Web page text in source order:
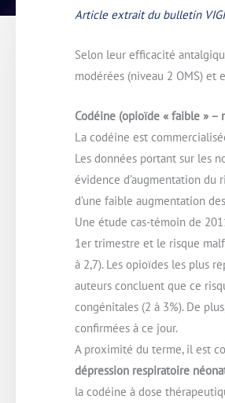
Article extrait du bulletin
Selon leur efficacité
modérées (niveau 2 OMS) et
Codéine (opioïde « faible » –
La codéine est
Les données portant sur les
évidence d’augmentation du
d’une faible augmentation
Une étude cas-témoin de
1er trimestre et le risque
à 2,7). Les opioïdes les plus
auteurs concluent que ce
congénitales (2 à 3%). De
confirmées à ce jour.
A proximité du terme, il est
dépression respiratoire
la codéine à dose